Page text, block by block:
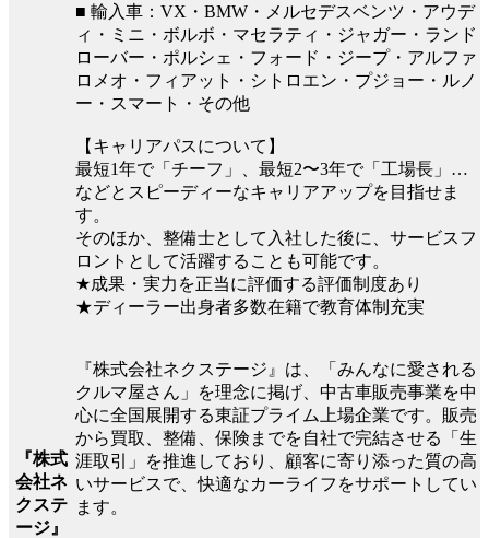
■ 輸入車：VX・BMW・メルセデスベンツ・アウデ
ィ・ミニ・ボルボ・マセラティ・ジャガー・ランド
ローバー・ポルシェ・フォード・ジープ・アルファ
ロメオ・フィアット・シトロエン・プジョー・ルノ
ー・スマート・その他
【キャリアパスについて】
最短1年で「チーフ」、最短2〜3年で「工場長」…
などとスピーディーなキャリアアップを目指せま
す。
そのほか、整備士として入社した後に、サービスフ
ロントとして活躍することも可能です。
★成果・実力を正当に評価する評価制度あり
★ディーラー出身者多数在籍で教育体制充実
『株式
会社ネ
クステ
ージ』
『株式会社ネクステージ』は、「みんなに愛される
クルマ屋さん」を理念に掲げ、中古車販売事業を中
心に全国展開する東証プライム上場企業です。販売
から買取、整備、保険までを自社で完結させる「生
涯取引」を推進しており、顧客に寄り添った質の高
いサービスで、快適なカーライフをサポートしてい
ます。